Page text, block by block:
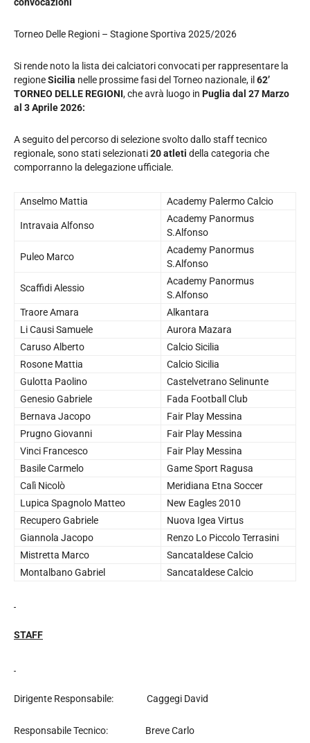
convocazioni
Torneo Delle Regioni – Stagione Sportiva 2025/2026
Si rende noto la lista dei calciatori convocati per rappresentare la
regioneSicilia nelle prossime fasi del Torneo nazionale, il 62’
TORNEO DELLE REGIONI, che avrà luogo in Puglia dal 27 Marzo
al 3 Aprile 2026:
A seguito del percorso di selezione svolto dallo staff tecnico
regionale, sono stati selezionati20atleti della categoria che
comporranno la delegazione ufficiale.
Anselmo Mattia Academy Palermo Calcio
Intravaia Alfonso
Academy Panormus
S.Alfonso
Puleo Marco
Academy Panormus
S.Alfonso
Scaffidi Alessio
Academy Panormus
S.Alfonso
Traore Amara
Alkantara
Li Causi Samuele
Aurora Mazara
Caruso Alberto
Calcio Sicilia
Rosone Mattia
Calcio Sicilia
Gulotta Paolino
Castelvetrano Selinunte
Genesio Gabriele
Fada Football Club
Bernava Jacopo
Fair Play Messina
Prugno Giovanni
Fair Play Messina
Vinci Francesco
Fair Play Messina
Basile Carmelo
Game Sport Ragusa
Calì Nicolò
Meridiana Etna Soccer
Lupica Spagnolo Matteo
New Eagles 2010
Recupero Gabriele
Nuova Igea Virtus
Giannola Jacopo
Renzo Lo Piccolo Terrasini
Mistretta Marco
Sancataldese Calcio
Montalbano Gabriel
Sancataldese Calcio
STAFF
Dirigente Responsabile: Caggegi David
Responsabile Tecnico: Breve Carlo